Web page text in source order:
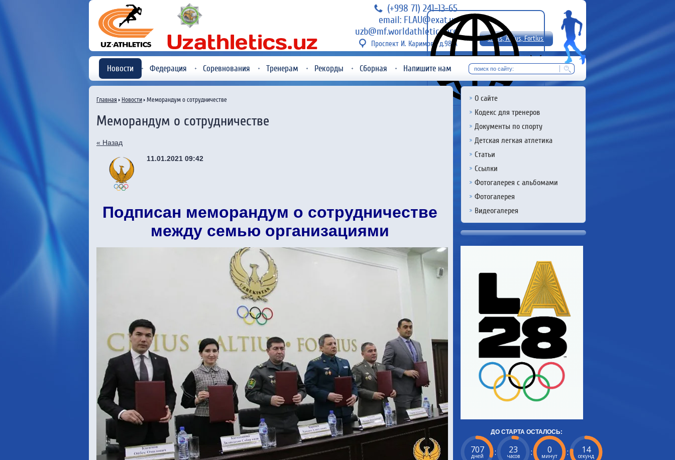
(+998 71) 241-13-65
email: FLAU@exat.uz
uzb@mf.worldathletics.org
Проспект И. Каримова д.98 А
Citius, Altius, Fortius!
RU
Новости Федерация Соревнования Тренерам Рекорды Сборная Напишите нам
О сайте
Кодекс для тренеров
Документы по спорту
Детская легкая атлетика
Статьи
Ссылки
Фотогалерея с альбомами
Фотогалерея
Видеогалерея
ДО СТАРТА ОСТАЛОСЬ:
707
дней : 23
часов : 0
минут : 13
секунд
Главная Новости Меморандум о сотрудничестве
Меморандум о сотрудничестве
« Назад
11.01.2021 09:42
Подписан меморандум о сотрудничестве
между семью организациями